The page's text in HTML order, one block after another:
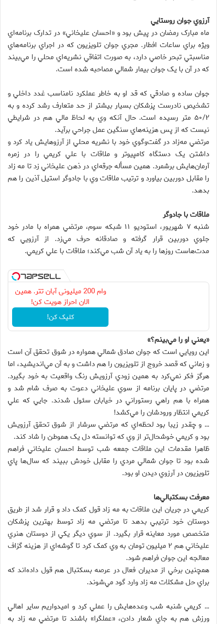
آرزوي جوان روستايي
ماه مبارک رمضان در پيش بود و «احسان عليخاني» در تدارک برنامه‌اي
ويژه براي ساعات افطار. مجري جوان تلويزيون که در اجراي برنامه‌هاي
مناسبتي تبحر خاصي دارد، به صورت اتفاقي نشريه‌اي محلي را مي‌بيند
که در آن با يک جوان بيمار شمالي مصاحبه شده است.
جوان ساده و صادقي که قد او به خاطر عملکرد نامناسب غدد داخلي و
تشخيص نادرست پزشکان بسيار بيشتر از حد متعارف رشد کرده و به
۵۰/۲ متر رسيده است. حال آنکه وي به لحاظ مالي هم در شرايطي
نيست که از پس هزينه‌هاي سنگين عمل جراحي برآيد.
مرتضي مه‌زاد در گفت‌وگوي خود با نشريه محلي از آرزوهايش ياد کرد و
داشتن يک دستگاه کامپيوتر و ملاقات با علي کريمي را در زمره
آرمان‌هايش برشمرد. همين مسأله جرقه‌اي در ذهن عليخاني زد تا مه زاد
را مقابل دوربين بياورد و ترتيب ملاقات وي با جادوگر استيل آذين را هم
بدهد.
ملاقات با جادوگر
شنبه ۷ شهريور، استوديو ۱۱ شبکه سوم، مرتضي همراه با مادر خود
جلوي دوربين قرار گرفته و صادقانه حرف مي‌زد. از آرزويي که
مدت‌هاست روزها را به ياد آن شب مي‌کند؛ ملاقات با علي کريمي.
وام 200 میلیونی آبان تتر. همین
الان احراز هویت کن!
کلیک کن!
«يعني او را مي‌بينم؟»
اين رويايي است که جوان صادق شمالي همواره در شوق تحقق آن است
و زماني که قصد خروج از تلويزيون را هم داشت و به آن مي‌انديشيد، اما
هرگز فکر نمي‌کرد به همين زودي آرزويش رنگ واقعيت به خود بگيرد.
مرتضي در پايان برنامه از سوي عليخاني دعوت به صرف شام شد و
همراه با هم راهي رستوراني در خيابان سئول شدند. جايي که علي
کريمي انتظار ورودشان را مي‌کشد!
… و چقدر زيبا بود لحظه‌اي که مرتضي سرشار از شوق تحقق آرزويش
بود و کريمي خوشحال‌تر از وي که توانسته دل يک هموطن را شاد کند.
ظاهرا مقدمات اين ملاقات جمعه شب توسط احسان عليخاني فراهم
شده بود تا جوان شمالي مردي را مقابل خودش ببيند که سال‌ها پاي
تلويزيون در آرزوي ديدن او بود.
معرفت بسکتبالي‌ها
کريمي در جريان اين ملاقات به مه زاد قول کمک داد و قرار شد از طريق
دوستان خود ترتيبي بدهد تا مرتضي مه زاد توسط بهترين پزشکان
متخصص مورد معاينه قرار بگيرد. از سوي ديگر يکي از دوستان هنري
عليخاني هم ۲ ميليون تومان به وي کمک کرد تا گوشه‌اي از هزينه گزاف
معالجه اين جوان فراهم شود.
همچنين برخي از مديران فعال در عرصه بسکتبال هم قول داده‌اند که
براي حل مشکلات مه زاد وارد گود مي‌شوند.
… کريمي شنبه شب وعده‌هايش را عملي کرد و اميدواريم ساير اهالي
ورزش هم به جاي شعار دادن، «عملگرا» باشند تا مرتضي مه زاد به